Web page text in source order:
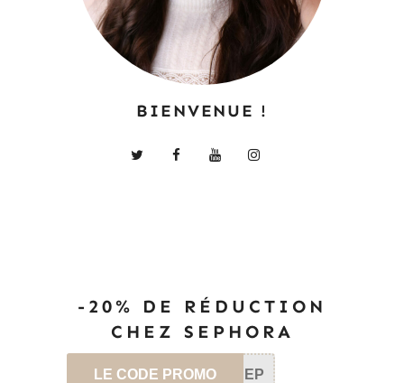
BIENVENUE !
-20% DE RÉDUCTION
CHEZ SEPHORA
LE CODE PROMO SEP